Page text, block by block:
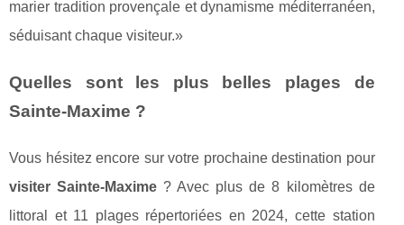
marier tradition provençale et dynamisme méditerranéen,
séduisant chaque visiteur.»
Quelles sont les plus belles plages de
Sainte-Maxime ?
Vous hésitez encore sur votre prochaine destination pour
visiter Sainte-Maxime ? Avec plus de 8 kilomètres de
littoral et 11 plages répertoriées en 2024, cette station